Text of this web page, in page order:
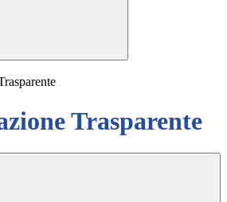
Trasparente